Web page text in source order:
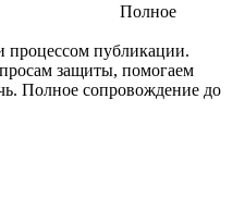
Полное
публикации.
защиты, помогаем
Полное сопровождение до